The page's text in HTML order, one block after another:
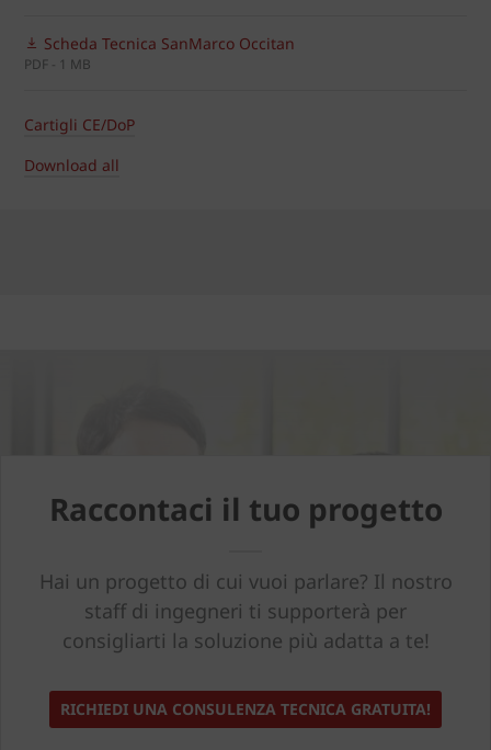
Scheda Tecnica SanMarco Occitan
PDF - 1 MB
Cartigli CE/DoP
Download all
Raccontaci il tuo progetto
Hai un progetto di cui vuoi parlare? Il nostro
staff di ingegneri ti supporterà per
consigliarti la soluzione più adatta a te!
RICHIEDI UNA CONSULENZA TECNICA GRATUITA!